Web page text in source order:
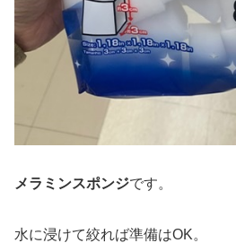
メラミンスポンジです。
水に浸けて絞れば準備はOK。